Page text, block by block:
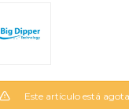
Este artículo está